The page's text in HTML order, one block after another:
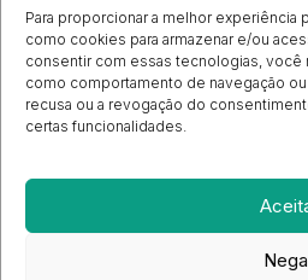
Para proporcionar a melhor
como cookies para armazenar e/ou
consentir com essas tecnologias,
como comportamento de navegação
recusa ou a revogação do
certas funcionalidades.
de
de
avisos
diretamente
no seu
Subscrever